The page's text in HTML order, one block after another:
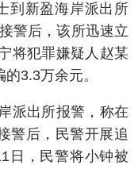
新盈海岸派出所
警后，该所迅速立
将犯罪嫌疑人赵某
3.3万余元。
出所报警，称在
警后，民警开展追
日，民警将小钟被